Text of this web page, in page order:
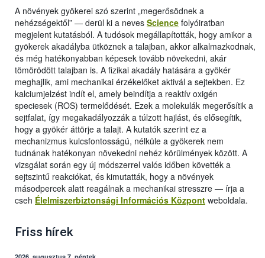
A növények gyökerei szó szerint „megerősödnek a
nehézségektől” — derül ki a neves Science folyóiratban
megjelent kutatásból. A tudósok megállapították, hogy amikor a
gyökerek akadályba ütköznek a talajban, akkor alkalmazkodnak,
és még hatékonyabban képesek tovább növekedni, akár
tömörödött talajban is. A fizikai akadály hatására a gyökér
meghajlik, ami mechanikai érzékelőket aktivál a sejtekben. Ez
kalciumjelzést indít el, amely beindítja a reaktív oxigén
speciesek (ROS) termelődését. Ezek a molekulák megerősítik a
sejtfalat, így megakadályozzák a túlzott hajlást, és elősegítik,
hogy a gyökér áttörje a talajt. A kutatók szerint ez a
mechanizmus kulcsfontosságú, nélküle a gyökerek nem
tudnának hatékonyan növekedni nehéz körülmények között. A
vizsgálat során egy új módszerrel valós időben követték a
sejtszintű reakciókat, és kimutatták, hogy a növények
másodpercek alatt reagálnak a mechanikai stresszre — írja a
cseh Élelmiszerbiztonsági Információs Központ weboldala.
Friss hírek